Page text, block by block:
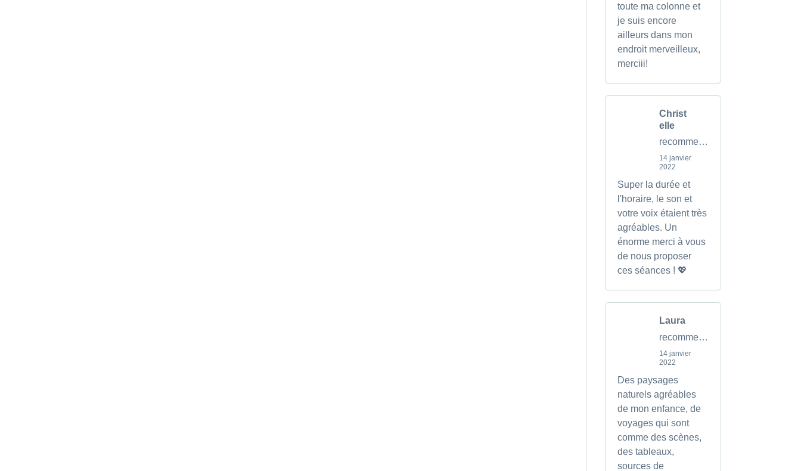
toute ma colonne et
je suis encore
ailleurs dans mon
endroit merveilleux,
merciii!
Christ
elle
recommends
14 janvier
2022
Super la durée et
l'horaire, le son et
votre voix étaient très
agréables. Un
énorme merci à vous
de nous proposer
ces séances ! 💖
Laura
recommends
14 janvier
2022
Des paysages
naturels agréables
de mon enfance, de
voyages qui sont
comme des scènes,
des tableaux,
sources de